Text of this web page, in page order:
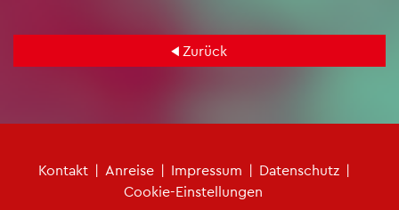
Zu­rück
Kon­takt | An­rei­se | Im­pres­sum | Da­ten­schutz |
Coo­kie-Ein­stel­lun­gen